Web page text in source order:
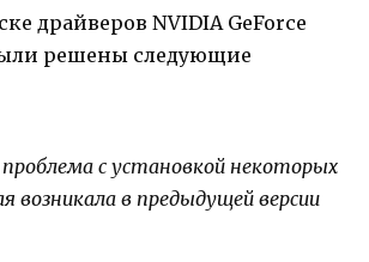
драйверов NVIDIA GeForce
решены следующие
с установкой некоторых
возникала в предыдущей версии